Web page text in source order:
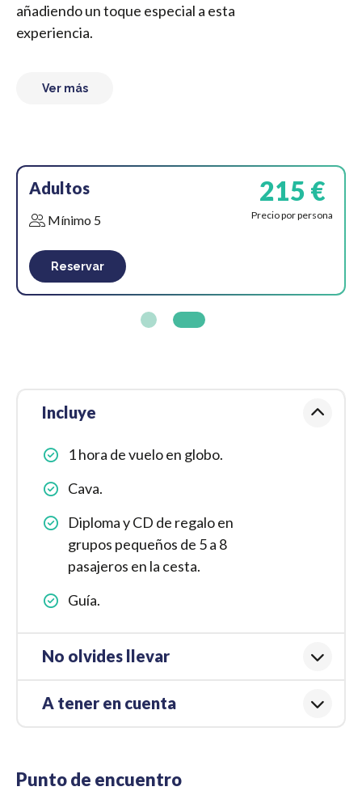
añadiendo un toque especial a esta
experiencia.
Ver más
Adultos
Mínimo 5
215 €
Precio por persona
Reservar
Incluye
1 hora de vuelo en globo.
Cava.
Diploma y CD de regalo en
grupos pequeños de 5 a 8
pasajeros en la cesta.
Guía.
No olvides llevar
A tener en cuenta
Punto de encuentro